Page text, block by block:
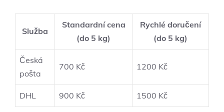
Služba
Standardní cena
(do 5 kg)
Rychlé doručení
(do 5 kg)
Česká
pošta
700 Kč 1200 Kč
DHL 900 Kč 1500 Kč